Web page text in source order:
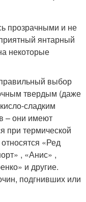
прозрачными и не
янтарный
некоторые
выбор
твердым (даже
сладким
– они имеют
при термической
«Ред
, «Анис» ,
и другие.
подгнивших или